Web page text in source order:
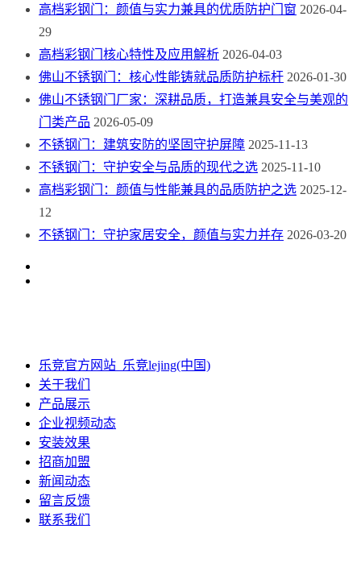
高档彩钢门：颜值与实力兼具的优质防护门窗 2026-04-
29
高档彩钢门核心特性及应用解析 2026-04-03
佛山不锈钢门：核心性能铸就品质防护标杆 2026-01-30
佛山不锈钢门厂家：深耕品质，打造兼具安全与美观的
门类产品 2026-05-09
不锈钢门：建筑安防的坚固守护屏障 2025-11-13
不锈钢门：守护安全与品质的现代之选 2025-11-10
高档彩钢门：颜值与性能兼具的品质防护之选 2025-12-
12
不锈钢门：守护家居安全，颜值与实力并存 2026-03-20
乐竞官方网站_乐竞lejing(中国)
关于我们
产品展示
企业视频动态
安装效果
招商加盟
新闻动态
留言反馈
联系我们